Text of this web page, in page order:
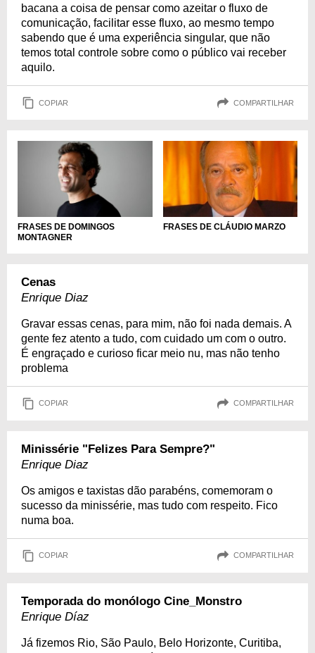
bacana a coisa de pensar como azeitar o fluxo de
comunicação, facilitar esse fluxo, ao mesmo tempo
sabendo que é uma experiência singular, que não
temos total controle sobre como o público vai receber
aquilo.
COPIAR COMPARTILHAR
FRASES DE DOMINGOS
MONTAGNER
FRASES DE CLÁUDIO MARZO
Cenas
Enrique Diaz
Gravar essas cenas, para mim, não foi nada demais. A
gente fez atento a tudo, com cuidado um com o outro.
É engraçado e curioso ficar meio nu, mas não tenho
problema
COPIAR COMPARTILHAR
Minissérie "Felizes Para Sempre?"
Enrique Diaz
Os amigos e taxistas dão parabéns, comemoram o
sucesso da minissérie, mas tudo com respeito. Fico
numa boa.
COPIAR COMPARTILHAR
Temporada do monólogo Cine_Monstro
Enrique Díaz
Já fizemos Rio, São Paulo, Belo Horizonte, Curitiba,